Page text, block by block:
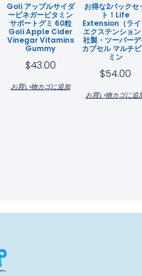
Goli アップルサイダ
ービネガービタミン
サポートグミ 60粒
Goli Apple Cider
Vinegar Vitamins
Gummy
$43.00
お買い物カゴに追加
お得な2パックセ
ト！Life
Extension（ライ
エクステンション
社製・ツーパーデ
カプセル マルチ
ミン
$54.00
お買い物カゴに追